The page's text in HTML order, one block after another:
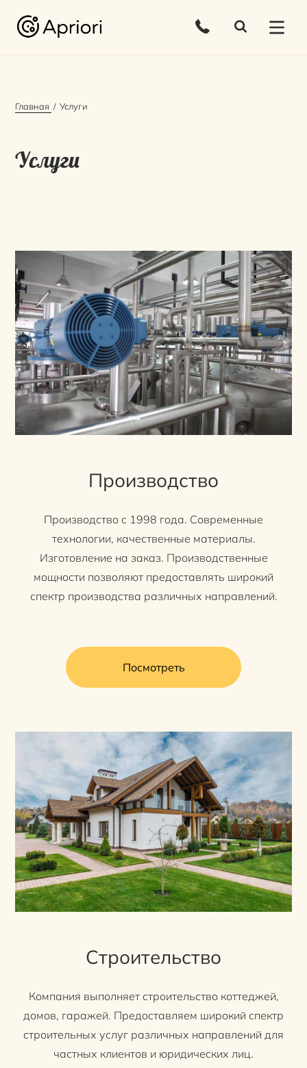
Главная Услуги
Услуги
Производство
Производство с 1998 года. Современные
технологии, качественные материалы.
Изготовление на заказ. Производственные
мощности позволяют предоставлять широкий
спектр производства различных направлений.
Посмотреть
Строительство
Компания выполняет строительство коттеджей,
домов, гаражей. Предоставляем широкий спектр
строительных услуг различных направлений для
частных клиентов и юридических лиц.